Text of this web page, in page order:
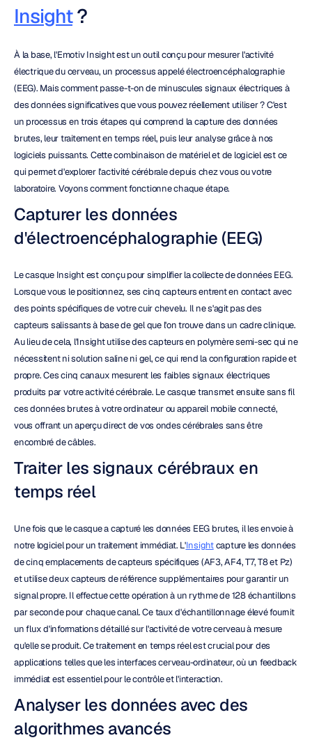
Insight ?
À la base, l'Emotiv Insight est un outil conçu pour mesurer l'activité
électrique du cerveau, un processus appelé électroencéphalographie
(EEG). Mais comment passe-t-on de minuscules signaux électriques à
des données significatives que vous pouvez réellement utiliser ? C'est
un processus en trois étapes qui comprend la capture des données
brutes, leur traitement en temps réel, puis leur analyse grâce à nos
logiciels puissants. Cette combinaison de matériel et de logiciel est ce
qui permet d'explorer l'activité cérébrale depuis chez vous ou votre
laboratoire. Voyons comment fonctionne chaque étape.
Capturer les données
d'électroencéphalographie (EEG)
Le casque Insight est conçu pour simplifier la collecte de données EEG.
Lorsque vous le positionnez, ses cinq capteurs entrent en contact avec
des points spécifiques de votre cuir chevelu. Il ne s'agit pas des
capteurs salissants à base de gel que l'on trouve dans un cadre clinique.
Au lieu de cela, l'Insight utilise des capteurs en polymère semi-sec qui ne
nécessitent ni solution saline ni gel, ce qui rend la configuration rapide et
propre. Ces cinq canaux mesurent les faibles signaux électriques
produits par votre activité cérébrale. Le casque transmet ensuite sans fil
ces données brutes à votre ordinateur ou appareil mobile connecté,
vous offrant un aperçu direct de vos ondes cérébrales sans être
encombré de câbles.
Traiter les signaux cérébraux en
temps réel
Une fois que le casque a capturé les données EEG brutes, il les envoie à
notre logiciel pour un traitement immédiat. L'Insight capture les données
de cinq emplacements de capteurs spécifiques (AF3, AF4, T7, T8 et Pz)
et utilise deux capteurs de référence supplémentaires pour garantir un
signal propre. Il effectue cette opération à un rythme de 128 échantillons
par seconde pour chaque canal. Ce taux d'échantillonnage élevé fournit
un flux d'informations détaillé sur l'activité de votre cerveau à mesure
qu'elle se produit. Ce traitement en temps réel est crucial pour des
applications telles que les interfaces cerveau-ordinateur, où un feedback
immédiat est essentiel pour le contrôle et l'interaction.
Analyser les données avec des
algorithmes avancés